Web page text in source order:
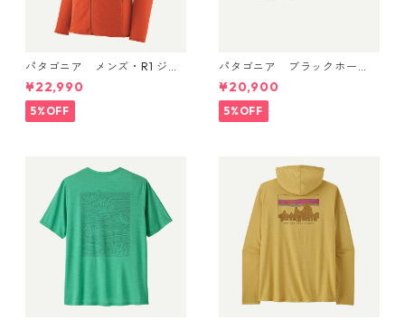
パタゴニア メンズ・R1 ジャ
ケット (カラー Coal Orang
e) Patagonia Men's R1® Flee
ce Jacket 日本正規品 製品
番号 40129
¥22,990
5%OFF
パタゴニア ブラックホー
ル・ダッフル 40L Black w/Bl
ack 49339 日本正規品
¥20,900
5%OFF